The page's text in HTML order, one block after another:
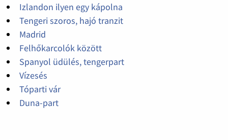
Izlandon ilyen egy kápolna
Tengeri szoros, hajó tranzit
Madrid
Felhőkarcolók között
Spanyol üdülés, tengerpart
Vízesés
Tóparti vár
Duna-part